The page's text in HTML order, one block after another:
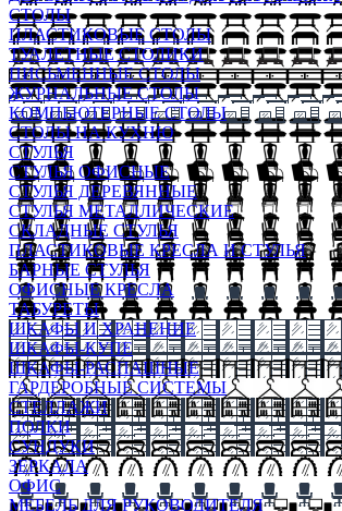
СТОЛЫ
ПЛАСТИКОВЫЕ СТОЛЫ
ТУАЛЕТНЫЕ СТОЛИКИ
ПИСЬМЕННЫЕ СТОЛЫ
ЖУРНАЛЬНЫЕ СТОЛЫ
КОМПЬЮТЕРНЫЕ СТОЛЫ
СТОЛЫ НА КУХНЮ
СТУЛЬЯ
СТУЛЬЯ ОФИСНЫЕ
СТУЛЬЯ ДЕРЕВЯННЫЕ
СТУЛЬЯ МЕТАЛЛИЧЕСКИЕ
СКЛАДНЫЕ СТУЛЬЯ
ПЛАСТИКОВЫЕ КРЕСЛА И СТУЛЬЯ
БАРНЫЕ СТУЛЬЯ
ОФИСНЫЕ КРЕСЛА
ТАБУРЕТЫ
ШКАФЫ И ХРАНЕНИЕ
ШКАФЫ-КУПЕ
ШКАФЫ-РАСПАШНЫЕ
ГАРДЕРОБНЫЕ СИСТЕМЫ
СТЕЛЛАЖИ
ПОЛКИ
СУНДУКИ
ЗЕРКАЛА
ОФИС
МЕБЕЛЬ ДЛЯ РУКОВОДИТЕЛЯ